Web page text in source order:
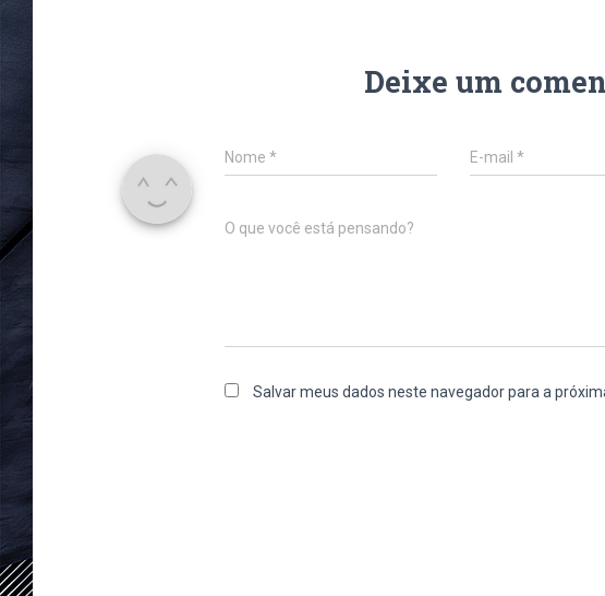
Deixe um
Nome * E-mail*
O que você está pensando?
Salvar meus dados neste navegador para a